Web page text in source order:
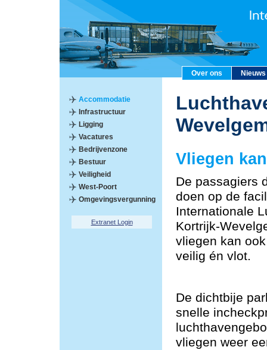
Over ons Nieuws
Accommodatie
Infrastructuur
Ligging
Vacatures
Bedrijvenzone
Bestuur
Veiligheid
West-Poort
Omgevingsvergunning
Extranet Login
Vliegen
De passagiers
doen op de
Internationale
Kortrijk-
vliegen kan
veilig én vlot.
De dichtbije
snelle
vliegen weer